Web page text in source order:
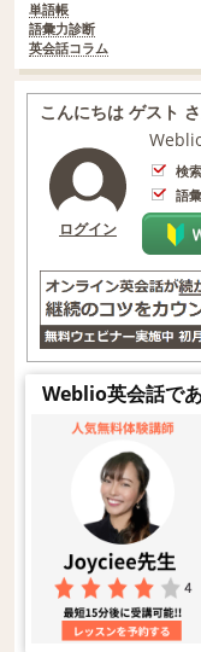
単語帳
語彙力診断
英会話コラム
こんにちは ゲスト
ログイン
検
語
Weblio英会話で